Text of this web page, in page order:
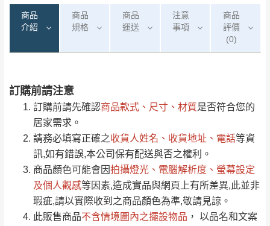
商品
介紹
商品
規格
商品
運送
注意
事項
商品
評價
(0)
訂購前請注意
訂購前請先確認商品款式、尺寸、材質是否符合您的
居家需求。
請務必填寫正確之收貨人姓名、收貨地址、電話等資
訊,如有錯誤,本公司保有配送與否之權利。
商品顏色可能會因拍攝燈光、電腦解析度、螢幕設定
及個人觀感等因素,造成實品與網頁上有所差異,此並非
瑕疵,請以實際收到之商品顏色為準,敬請見諒。
此販售商品不含情境圖內之擺設物品 ， 以品名和文案
運 費 說 明
運送地區 運送費用
偏遠地區
（請先線上詢問 LINE
→@dershin ）
桃園 復興鄉
注意事項：
由於品項繁多，網頁無法及時更新，如有需
要購買商品，請於出發前來電或到「官方
Line客服」來信確認商品是否有「現貨」與
「金額」。
若商品價格或庫存有異常，商家有權取消訂
單。部分網路商品恕無法更改原設計或客製，敬請
見諒！
0/5 (0)筆
全部 依評論高至低排列
依評論低至高排列 只顯示附上圖片
只顯示附上評論